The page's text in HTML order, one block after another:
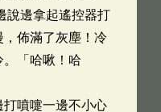
說邊拿起遙控器打
，佈滿了灰塵！冷
「哈啾！哈
噴嚏一邊不小心